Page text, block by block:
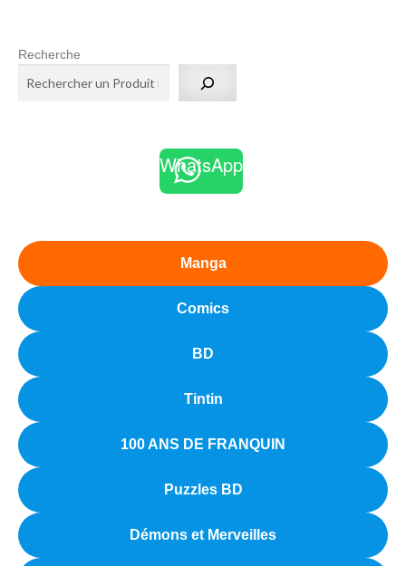
Recherche
WhatsApp
Manga
Comics
BD
Tintin
100 ANS DE FRANQUIN
Puzzles BD
Démons et Merveilles